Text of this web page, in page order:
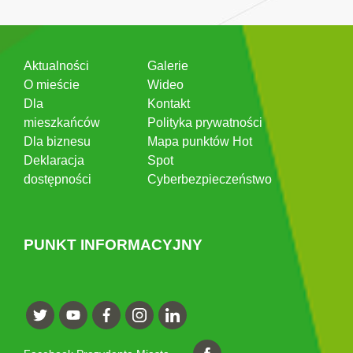
Aktualności
O mieście
Dla
mieszkańców
Dla biznesu
Deklaracja
dostępności
Galerie
Wideo
Kontakt
Polityka prywatności
Mapa punktów Hot
Spot
Cyberbezpieczeństwo
PUNKT INFORMACYJNY